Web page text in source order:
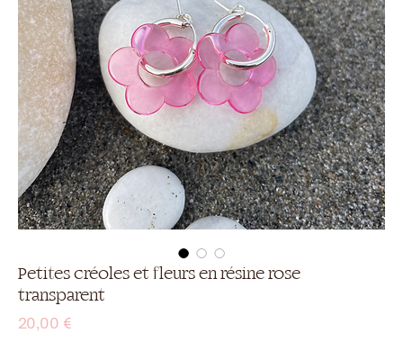
Petites créoles et fleurs en résine rose
transparent
20,00 €